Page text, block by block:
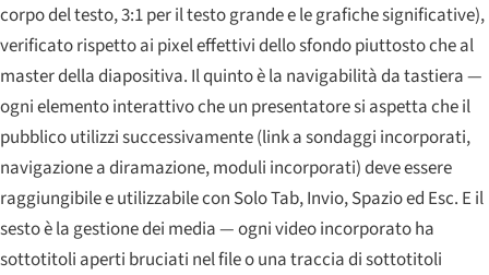
corpo del testo, 3:1 per il testo grande e le grafiche significative),
verificato rispetto ai pixel effettivi dello sfondo piuttosto che al
master della diapositiva. Il quinto è la navigabilità da tastiera —
ogni elemento interattivo che un presentatore si aspetta che il
pubblico utilizzi successivamente (link a sondaggi incorporati,
navigazione a diramazione, moduli incorporati) deve essere
raggiungibile e utilizzabile con Solo Tab, Invio, Spazio ed Esc. E il
sesto è la gestione dei media — ogni video incorporato ha
sottotitoli aperti bruciati nel file o una traccia di sottotitoli